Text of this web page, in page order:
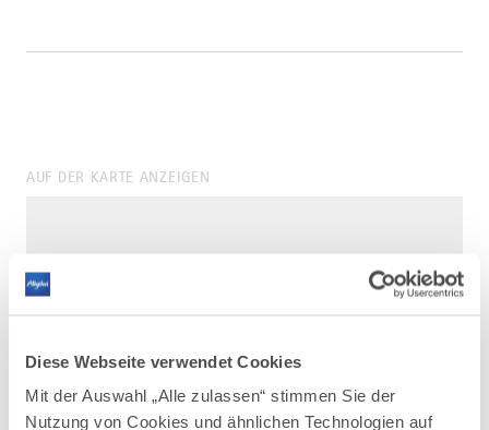
Diese Webseite verwendet Cookies
Mit der Auswahl „Alle zulassen“ stimmen Sie der
Nutzung von Cookies und ähnlichen Technologien auf
AUF DER KARTE ANZEIGEN